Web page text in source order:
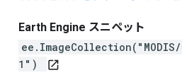
Earth Engine スニペット
ee.ImageCollection("MODIS/
1")
open_in_new